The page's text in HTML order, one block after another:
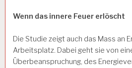
Wenn das innere Feuer erlöscht
Die Studie zeigt auch das Mass an
Arbeitsplatz. Dabei geht sie von
Überbeanspruchung, des